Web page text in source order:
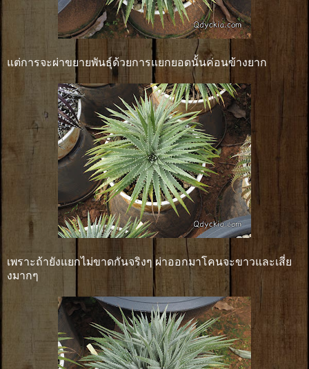
แต่การจะผ่าขยายพันธุ์ด้วยการแยกยอดนั้นค่อนข้างยาก
เพราะถ้ายังแยกไม่ขาดกันจริงๆ ผ่าออกมาโคนจะขาวและเสี่ย
งมากๆ